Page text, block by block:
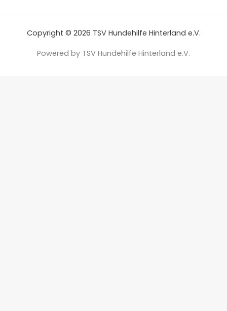
Copyright © 2026 TSV Hundehilfe Hinterland e.V.
Powered by TSV Hundehilfe Hinterland e.V.